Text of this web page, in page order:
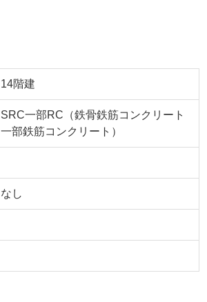
14階建
SRC一部RC（鉄骨鉄筋コンクリート
一部鉄筋コンクリート）
なし